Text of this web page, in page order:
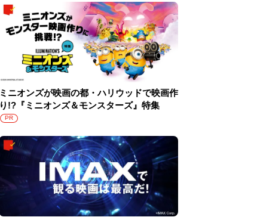
ミニオンズが映画の都・ハリウッドで映画作
り!?『ミニオンズ＆モンスターズ』特集
PR